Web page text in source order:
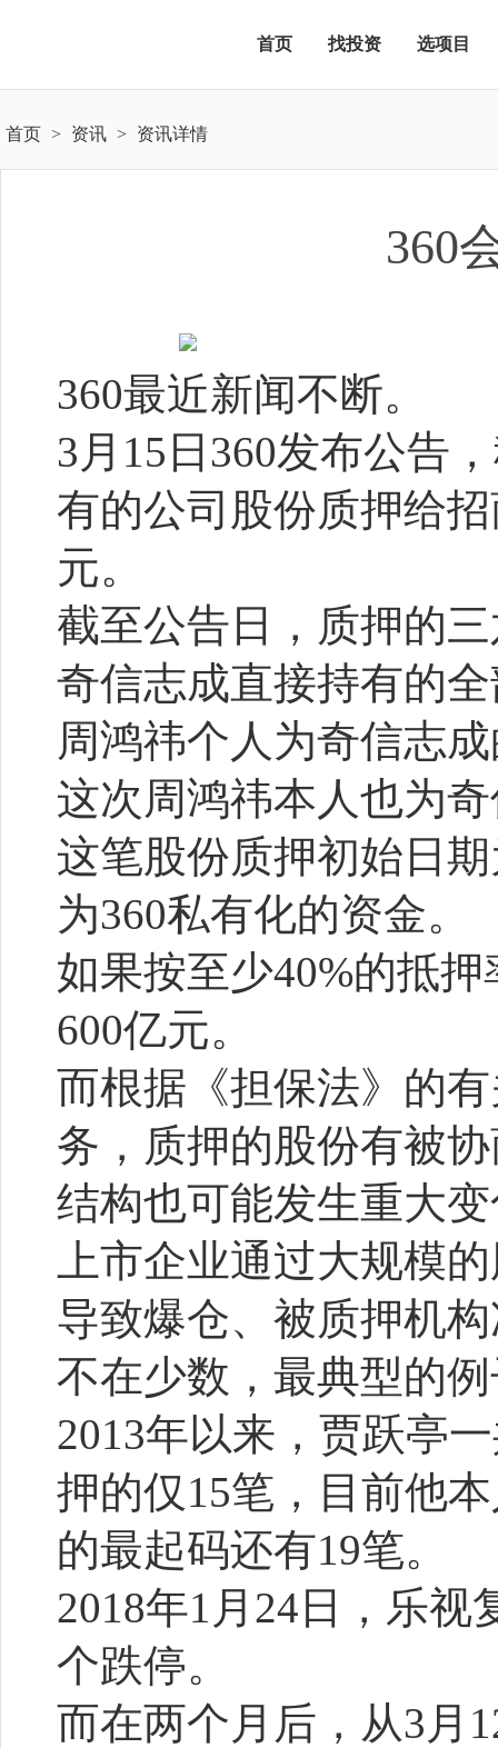
首页 找投资 选项目
首页 > 资讯 > 资讯详情
360
360最近新闻不断。
3月15日360发布公告
有的公司股份质押给
元。
截至公告日，质押的
奇信志成直接持有的
周鸿祎个人为奇信志
这次周鸿祎本人也为
这笔股份质押初始日
为360私有化的资金。
如果按至少40%的抵
600亿元。
而根据《担保法》的
务，质押的股份有被
结构也可能发生重大
上市企业通过大规模
导致爆仓、被质押机
不在少数，最典型的
2013年以来，贾跃亭
押的仅15笔，目前他
的最起码还有19笔。
2018年1月24日，乐
个跌停。
而在两个月后，从3月